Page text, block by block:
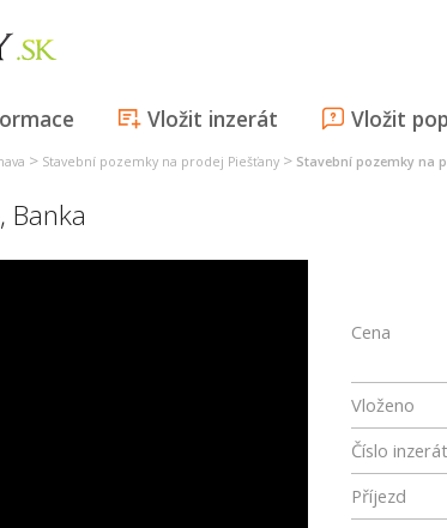
Vložit inzerát Vložit
> Stavební pozemky na prodej Piešťany > Stavební pozemky na
, Banka
Cena
Vloženo
Číslo
Příjezd